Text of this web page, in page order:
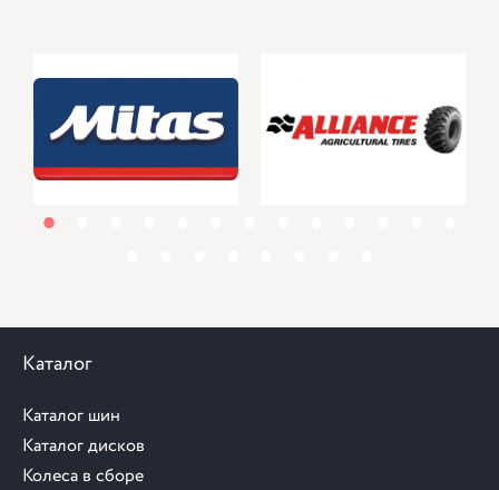
Каталог
Каталог шин
Каталог дисков
Колеса в сборе